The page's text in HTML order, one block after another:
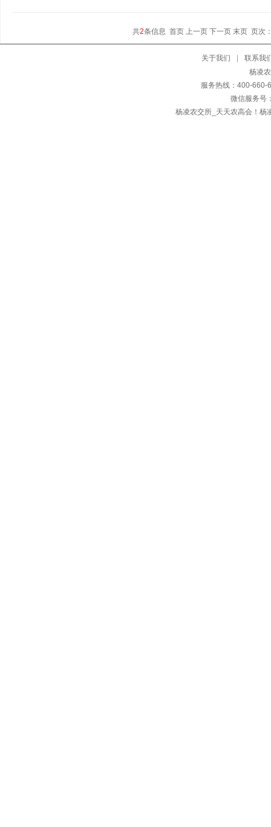
共2条信息 首页 上一页 下一页 末页 页次
关于我们
联系我
杨凌
服务热线：400-660-
微信服务号
杨凌农交所_天天农高会！杨